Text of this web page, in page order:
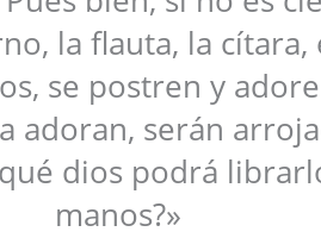
la flauta, la
se postren y
adoran, serán
dios podrá
manos?»